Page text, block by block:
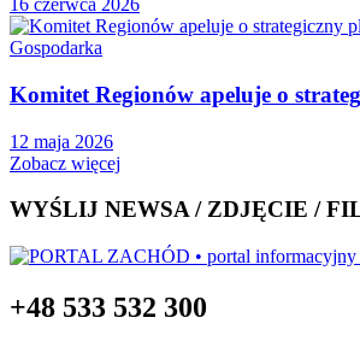
16 czerwca 2026
Gospodarka
Komitet Regionów apeluje o
12 maja 2026
Zobacz więcej
WYŚLIJ NEWSA / ZDJĘCIE /
+48 533 532 300